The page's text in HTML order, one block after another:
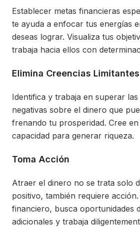
Establecer metas financieras
te ayuda a enfocar tus energías
deseas lograr. Visualiza tus
trabaja hacia ellos con
Elimina Creencias Limitantes
Identifica y trabaja en superar las
negativas sobre el dinero que
frenando tu prosperidad. Cree
capacidad para generar riqueza.
Toma Acción
Atraer el dinero no se trata solo
positivo, también requiere
financiero, busca oportunidades
adicionales y trabaja